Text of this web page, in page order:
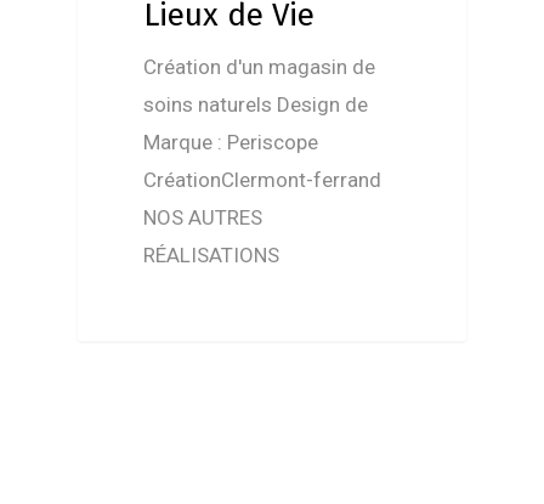
Lieux de Vie
Création d'un magasin de
soins naturels Design de
Marque : Periscope
CréationClermont-ferrand
NOS AUTRES
RÉALISATIONS